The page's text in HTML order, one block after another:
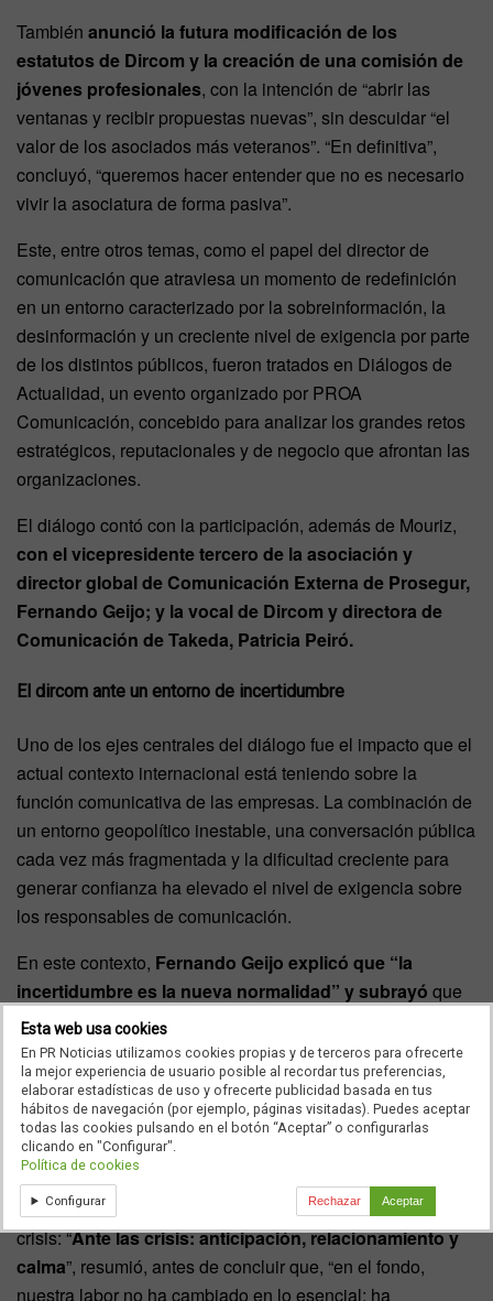
También anunció la futura modificación de los
estatutos de Dircom y la creación de una comisión de
jóvenes profesionales, con la intención de “abrir las
ventanas y recibir propuestas nuevas”, sin descuidar “el
valor de los asociados más veteranos”. “En definitiva”,
concluyó, “queremos hacer entender que no es necesario
vivir la asociatura de forma pasiva”.
Este, entre otros temas, como el papel del director de
comunicación que atraviesa un momento de redefinición
en un entorno caracterizado por la sobreinformación, la
desinformación y un creciente nivel de exigencia por parte
de los distintos públicos, fueron tratados en Diálogos de
Actualidad, un evento organizado por PROA
Comunicación, concebido para analizar los grandes retos
estratégicos, reputacionales y de negocio que afrontan las
organizaciones.
El diálogo contó con la participación, además de Mouriz,
con el vicepresidente tercero de la asociación y
director global de Comunicación Externa de Prosegur,
Fernando Geijo; y la vocalde Dircom y directora de
Comunicación de Takeda, Patricia Peiró.
El dircom ante un entorno de incertidumbre
Uno de los ejes centrales del diálogo fue el impacto que el
actual contexto internacional está teniendo sobre la
función comunicativa de las empresas. La combinación de
un entorno geopolítico inestable, una conversación pública
cada vez más fragmentada y la dificultad creciente para
generar confianza ha elevado el nivel de exigencia sobre
los responsables de comunicación.
En este contexto, Fernando Geijo explicó que “la
incertidumbre es la nueva normalidad” y subrayó que
la función de comunicación debe reforzar su capacidad de
anticipación y segmentación en un entorno cada vez más
complejo. “Nuestra labor no consiste solo en decidir cómo
comunicar, sino también cuándo no hacerlo”, explicó.
Por ello, reivindicó también el valor del relacionamiento
previo con medios y stakeholders, como uno de los
elementos esenciales para gestionar eficazmente las
crisis: “Ante las crisis: anticipación, relacionamiento y
calma”, resumió, antes de concluir que, “en el fondo,
nuestra labor no ha cambiado en lo esencial; ha
Esta web usa cookies
En PR Noticias utilizamos cookies propias y de terceros para ofrecerte
la mejor experiencia de usuario posible al recordar tus preferencias,
elaborar estadísticas de uso y ofrecerte publicidad basada en tus
hábitos de navegación (por ejemplo, páginas visitadas). Puedes aceptar
todas las cookies pulsando en el botón “Aceptar” o configurarlas
clicando en "Configurar".
Política de cookies
Configurar Rechazar Aceptar